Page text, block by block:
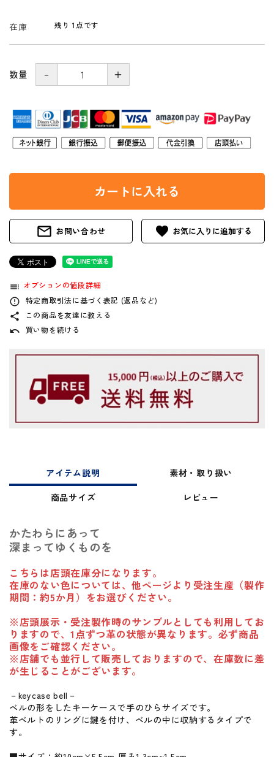
在庫 残り 1点です
数量 － ＋
カートに入れる
mail_outline お問い合わせ favorite
toc オプションの値段詳細
error_outline 特定商取引法に基づく表記 (返品など)
share この商品を友達に教える
undo 買い物を続ける
アイテム説明
素材・取り扱い
商品サイズ
レビュー
かたわらにあって
深まってゆくものを
こちらは店頭在庫分になります。
在庫のない色については、他ページより受注生産（製作
期間：約5か月）をお選びください。
※店頭展示・受注製作時のサンプルとしても利用してお
りますので、1点ずつ革の状態が異なります。必ず商品
画像をご確認ください。
※店舗でも並行して販売しておりますので、在庫数に差
が生じることがございます。
－keycase bell－
ベルの形をしたキーケースで手のひらサイズです。
革ベルトのリングに鍵を付け、ベルの中に収納するタイプで
す。